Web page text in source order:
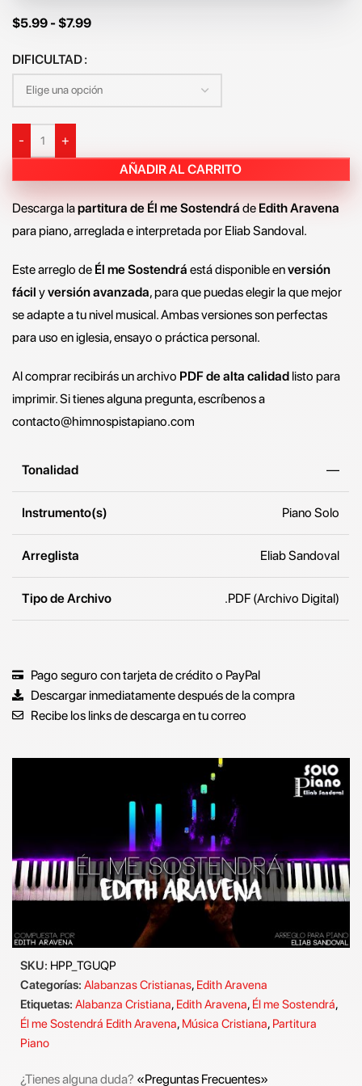
$5.99 - $7.99
DIFICULTAD
-
+
AÑADIR AL CARRITO
Descarga lapartitura de Él me Sostendrá de Edith Aravena
para piano, arreglada e interpretada por Eliab Sandoval.
Este arreglo de Él me Sostendrá está disponible enversión
fácil yversión avanzada, para que puedas elegir la que mejor
se adapte a tu nivel musical. Ambas versiones son perfectas
para uso en iglesia, ensayo o práctica personal.
Al comprar recibirás un archivo PDF de alta calidad listo para
imprimir. Si tienes alguna pregunta, escríbenos a
contacto@himnospistapiano.com
Tonalidad —
Instrumento(s) Piano Solo
Arreglista Eliab Sandoval
Tipo de Archivo .PDF (Archivo Digital)
Pago seguro con tarjeta de crédito o PayPal
Descargar inmediatamente después de la compra
Recibe los links de descarga en tu correo
SKU: HPP_TGUQP
Categorías: Alabanzas Cristianas, Edith Aravena
Etiquetas: Alabanza Cristiana, Edith Aravena, Él me Sostendrá,
Él me Sostendrá Edith Aravena, Música Cristiana, Partitura
Piano
¿Tienes alguna duda? «Preguntas Frecuentes»